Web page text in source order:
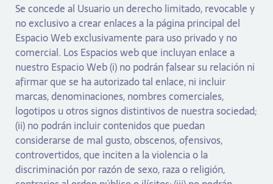
Se concede al Usuario un derecho limitado, revocable y
no exclusivo a crear enlaces a la página principal del
Espacio Web exclusivamente para uso privado y no
comercial. Los Espacios web que incluyan enlace a
nuestro Espacio Web (i) no podrán falsear su relación ni
afirmar que se ha autorizado tal enlace, ni incluir
marcas, denominaciones, nombres comerciales,
logotipos u otros signos distintivos de nuestra sociedad;
(ii) no podrán incluir contenidos que puedan
considerarse de mal gusto, obscenos, ofensivos,
controvertidos, que inciten a la violencia o la
discriminación por razón de sexo, raza o religión,